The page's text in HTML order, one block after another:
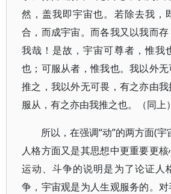
然，盖我即宇宙也。若除去我，
合，而成宇宙。而各我又以我而
我哉！是故，宇宙可尊者，惟我
也；可服从者，惟我也。我以外
推之，我以外无可畏，有之亦由
服从，有之亦由我推之也。（同上）
所以，在强调“动”的两方面(
人格方面又是其思想中更重要更
运动、斗争的说明是为了论证人
争，宇宙观是为人生观服务的。